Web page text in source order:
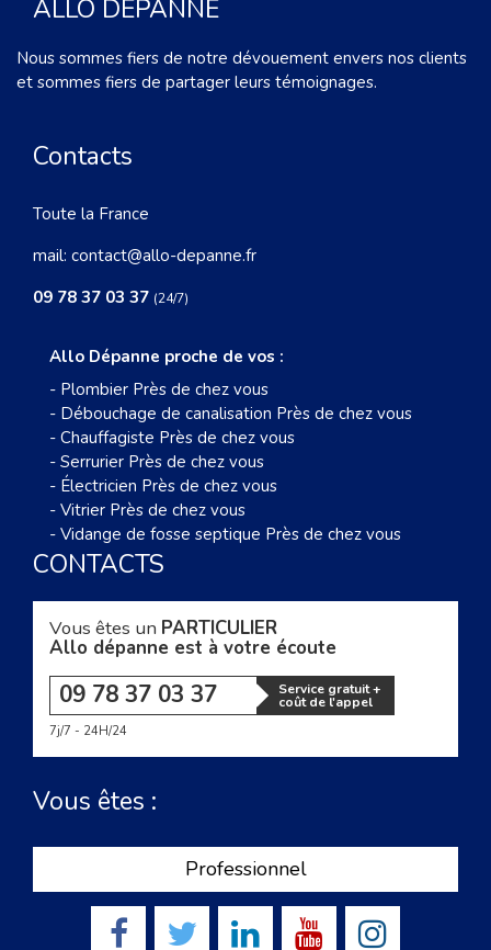
ALLO DÉPANNE
Nous sommes fiers de notre dévouement envers nos clients
et sommes fiers de partager leurs témoignages.
Contacts
Toute la France
mail: contact@allo-depanne.fr
09 78 37 03 37 (24/7)
Allo Dépanne proche de vos :
- Plombier Près de chez vous
- Débouchage de canalisation Près de chez vous
- Chauffagiste Près de chez vous
- Serrurier Près de chez vous
- Électricien Près de chez vous
- Vitrier Près de chez vous
- Vidange de fosse septique Près de chez vous
CONTACTS
Vous êtes un PARTICULIER
Allo dépanne est à votre écoute
09 78 37 03 37 Service gratuit +
coût de l'appel
7j/7 - 24H/24
Vous êtes :
Professionnel